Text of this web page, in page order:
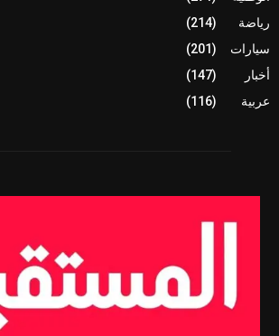
رياضة
(214)
سيارات
(201)
أخبار
(147)
عربية
(116)